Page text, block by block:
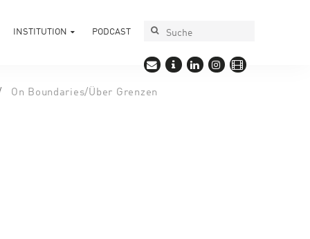
INSTITUTION PODCAST
On Boundaries/Über Grenzen